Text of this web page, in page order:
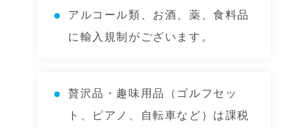
アルコール類、お酒、薬、食料品
に輸入規制がございます。
贅沢品・趣味用品（ゴルフセッ
ト、ピアノ、自転車など）は課税